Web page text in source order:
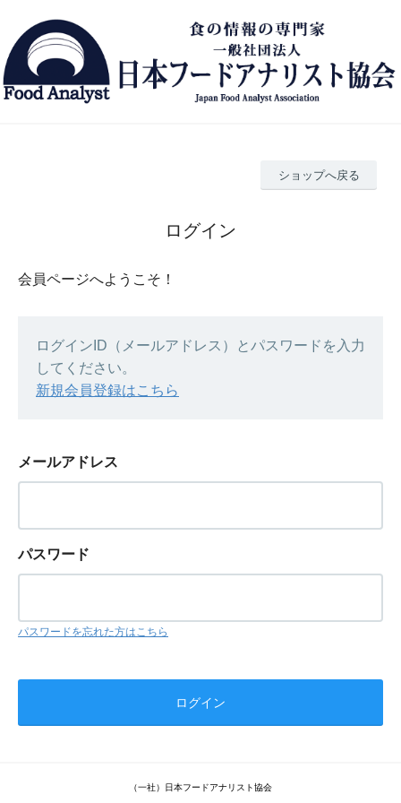
ショップへ戻る
ログイン
会員ページへようこそ！
ログインID（メールアドレス）とパスワードを入力
してください。
新規会員登録はこちら
メールアドレス
パスワード
パスワードを忘れた方はこちら
（一社）日本フードアナリスト協会